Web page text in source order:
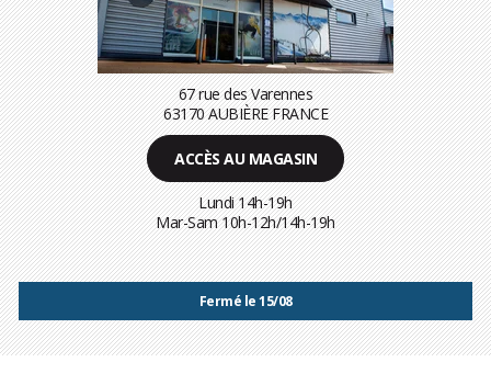
67 rue des Varennes
63170 AUBIÈRE FRANCE
ACCÈS AU MAGASIN
Lundi 14h-19h
Mar-Sam 10h-12h/14h-19h
Fermé le 15/08